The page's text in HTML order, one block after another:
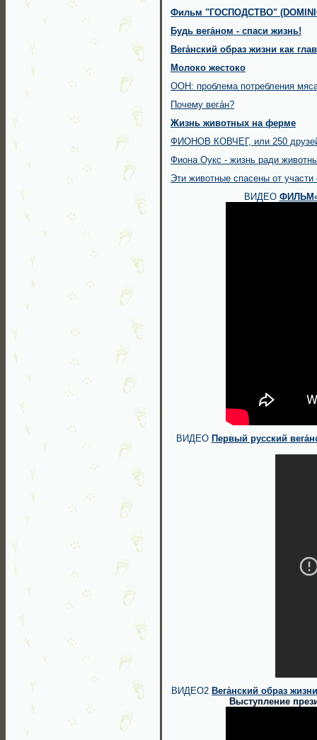
Фильм "ГОСПОДСТВО"
Будь вега́ном - спаси жизнь!
Вега́нский образ жизни как
Молоко жестоко
ООН: проблема потребления
Почему вега́н?
Жизнь животных на ферме
ФИОНОВ КОВЧЕГ, или 250
Фиона Оукс - жизнь ради
Эти животные спасены от
ВИДЕО
ВИДЕО Первый русский
ВИДЕО2 Вега́нский образ
Выступление